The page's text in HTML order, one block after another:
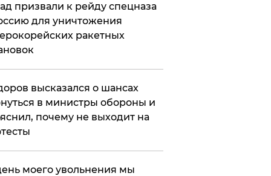
призвали к рейду спецназа
для уничтожения
ракетных
высказался о шансах
в министры обороны и
почему не выходит на
моего увольнения мы